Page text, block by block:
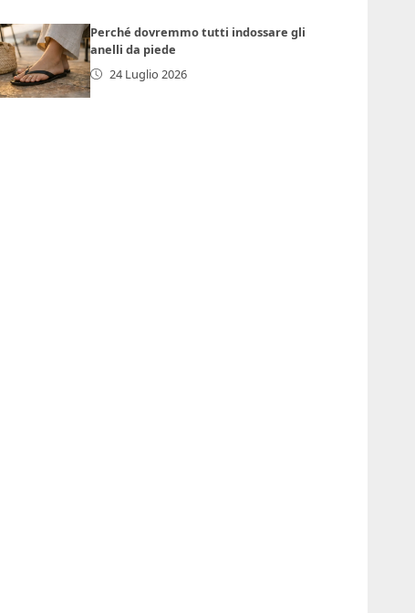
Perché dovremmo tutti indossare gli
anelli da piede
24 Luglio 2026